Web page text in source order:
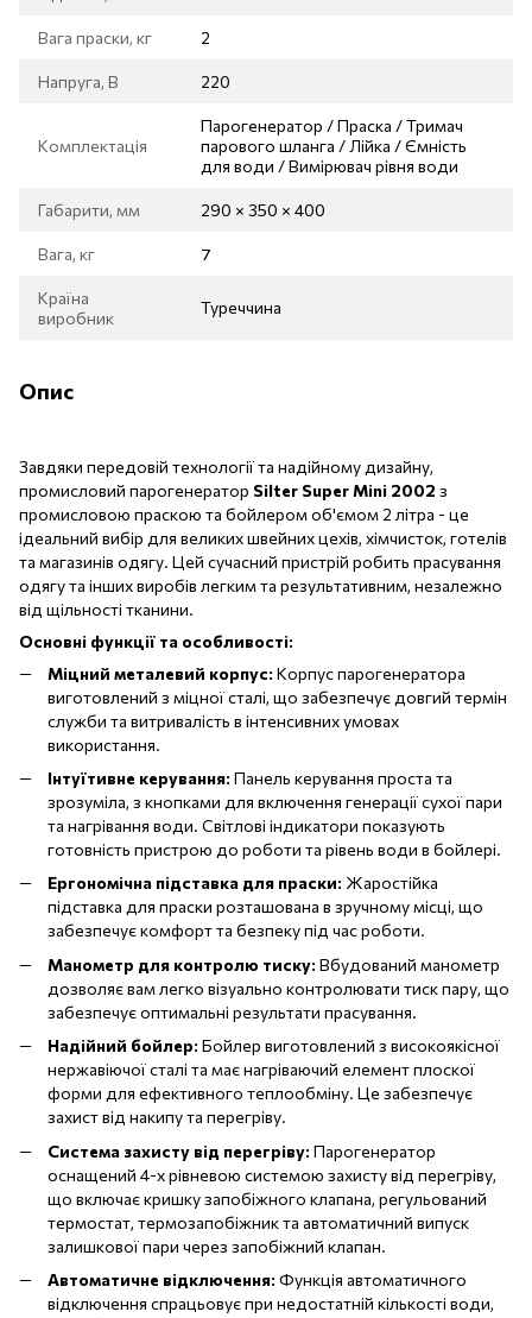
Вага праски, кг 2
Напруга, В 220
Комплектація
Парогенератор / Праска / Тримач
парового шланга / Лійка / Ємність
для води / Вимірювач рівня води
Габарити, мм 290 × 350 × 400
Вага, кг 7
Країна
виробник
Туреччина
Опис
Завдяки передовій технології та надійному дизайну,
промисловий парогенератор Silter SuperMini 2002 з
промисловою праскою та бойлером об'ємом 2 літра - це
ідеальний вибір для великих швейних цехів, хімчисток, готелів
та магазинів одягу. Цей сучасний пристрій робить прасування
одягу та інших виробів легким та результативним, незалежно
від щільності тканини.
Основні функції та особливості:
Міцний металевий корпус: Корпус парогенератора
виготовлений з міцної сталі, що забезпечує довгий термін
служби та витривалість в інтенсивних умовах
використання.
Інтуїтивне керування: Панель керування проста та
зрозуміла, з кнопками для включення генерації сухої пари
та нагрівання води. Світлові індикатори показують
готовність пристрою до роботи та рівень води в бойлері.
Ергономічна підставка для праски: Жаростійка
підставка для праски розташована в зручному місці, що
забезпечує комфорт та безпеку під час роботи.
Манометр для контролю тиску: Вбудований манометр
дозволяє вам легко візуально контролювати тиск пару, що
забезпечує оптимальні результати прасування.
Надійний бойлер: Бойлер виготовлений ​​з високоякісної
нержавіючої сталі та має нагріваючий елемент плоскої
форми для ефективного теплообміну. Це забезпечує
захист від накипу та перегріву.
Система захисту від перегріву: Парогенератор
оснащений 4-х рівневою системою захисту від перегріву,
що включає кришку запобіжного клапана, регульований
термостат, термозапобіжник та автоматичний випуск
залишкової пари через запобіжний клапан.
Автоматичне відключення: Функція автоматичного
відключення спрацьовує при недостатній кількості води,